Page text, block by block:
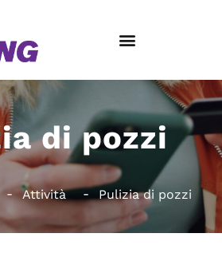
di pozzi
Attività Pulizia di pozzi